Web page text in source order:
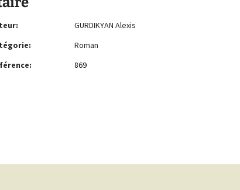
GURDIKYAN Alexis
Roman
869